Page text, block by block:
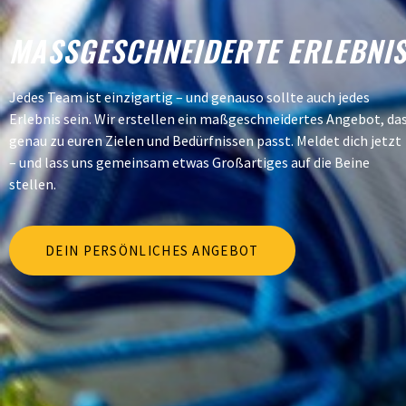
MASSGESCHNEIDERTE
Jedes Team ist einzigartig – und genauso sollte auch jedes
Erlebnis sein. Wir erstellen ein maßgeschneidertes Angebot,
genau zu euren Zielen und Bedürfnissen passt. Meldet dich jetzt
– und lass uns gemeinsam etwas Großartiges auf die Beine
stellen.
DEIN PERSÖNLICHES ANGEBOT